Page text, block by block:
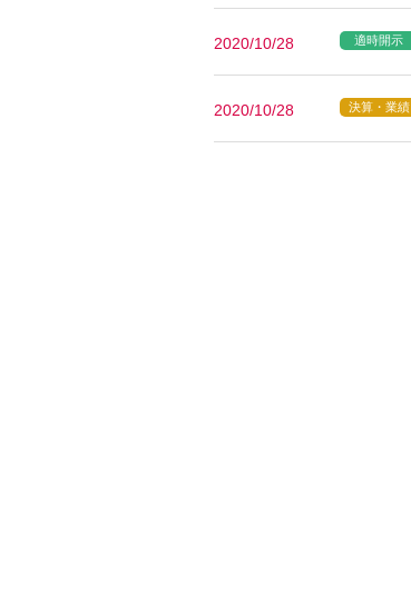
2020/10/28 適時開示
2020/10/28 決算・業績